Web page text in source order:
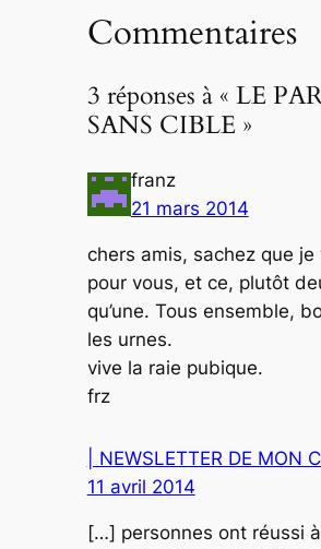
Commentaires
3 réponses à « LE
SANS CIBLE »
franz
21 mars 2014
chers amis, sachez que je
pour vous, et ce, plutôt
qu’une. Tous ensemble,
les urnes.
vive la raie pubique.
frz
| NEWSLETTER DE MON
11 avril 2014
[…] personnes ont réussi